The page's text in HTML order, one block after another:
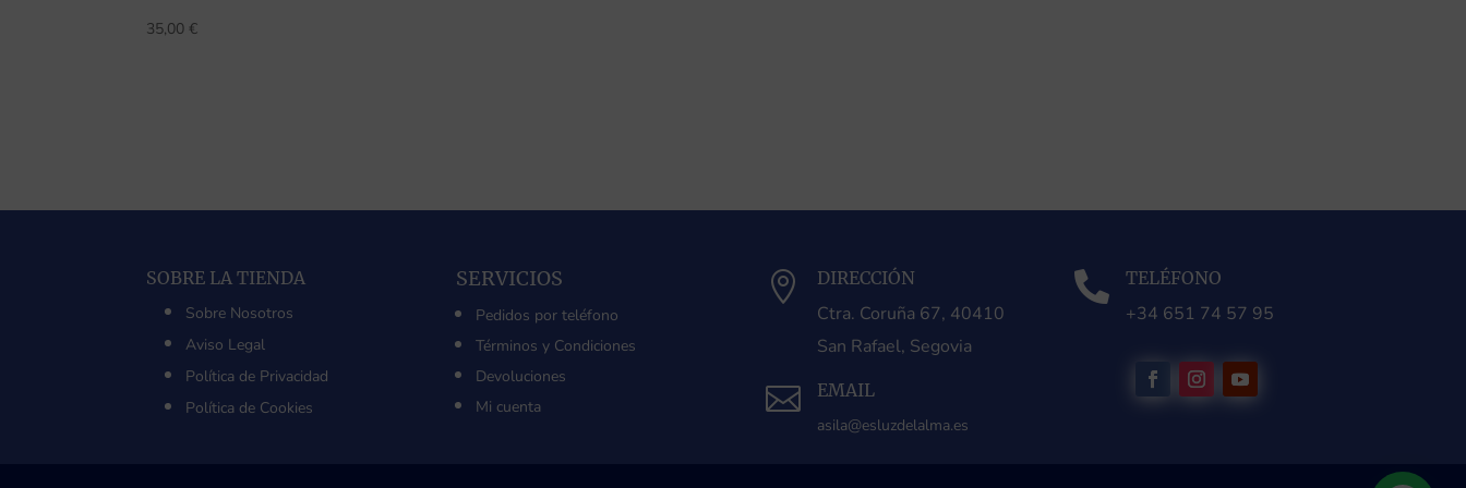
35,00 €
SOBRE LA TIENDA
Sobre Nosotros
Aviso Legal
Política de Privacidad
Política de Cookies
SERVICIOS
Pedidos por teléfono
Términos y Condiciones
Devoluciones
Mi cuenta
 DIRECCIÓN
Ctra. Coruña 67, 40410
San Rafael, Segovia
 EMAIL
asila@esluzdelalma.es
 TELÉFONO
+34 651 74 57 95